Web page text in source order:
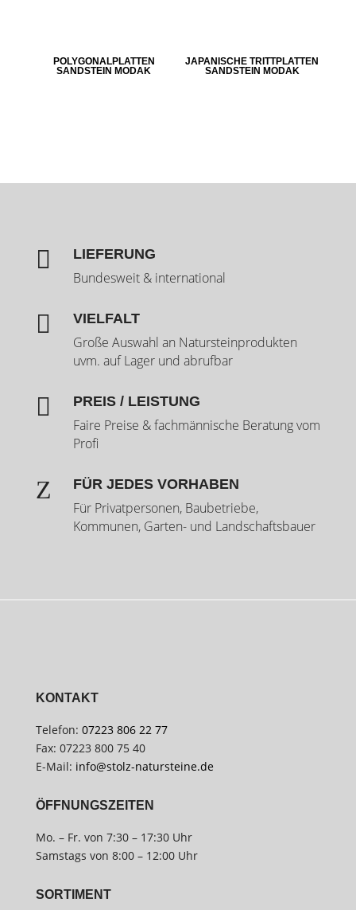
POLYGONALPLATTEN
SANDSTEIN MODAK
JAPANISCHE TRITTPLATTEN
SANDSTEIN MODAK
 LIEFERUNG
Bundesweit & international
 VIELFALT
Große Auswahl an Natursteinprodukten
uvm. auf Lager und abrufbar
 PREIS / LEISTUNG
Faire Preise & fachmännische Beratung vom
Profi
Z FÜR JEDES VORHABEN
Für Privatpersonen, Baubetriebe,
Kommunen, Garten- und Landschaftsbauer
KONTAKT
Telefon: 07223 806 22 77
Fax: 07223 800 75 40
E-Mail: info@stolz-natursteine.de
ÖFFNUNGSZEITEN
Mo. – Fr. von 7:30 – 17:30 Uhr
Samstags von 8:00 – 12:00 Uhr
SORTIMENT